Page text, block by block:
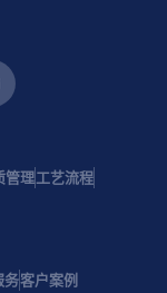
管理工艺流程
务客户案例